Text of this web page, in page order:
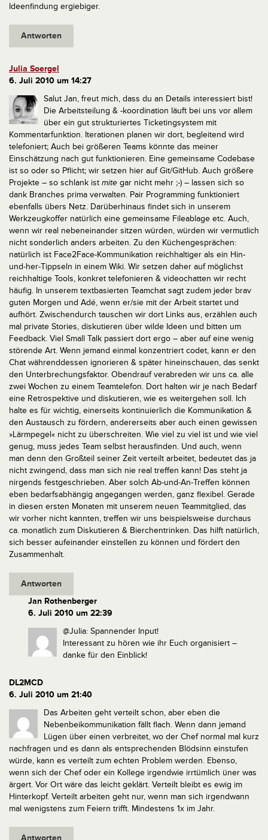
Ideenfindung ergiebiger.
Antworten
Julia Soergel
6. Juli 2010 um 14:27
Salut Jan, freut mich, dass du an Details interessiert bist!
Die Arbeitsteilung & -koordination läuft bei uns vor allem
über ein gut strukturiertes Ticketingsystem mit
Kommentarfunktion. Iterationen planen wir dort, begleitend wird
telefoniert; Auch bei größeren Teams könnte das meiner
Einschätzung nach gut funktionieren. Eine gemeinsame Codebase
ist so oder so Pflicht; wir setzen hier auf Git/GitHub. Auch größere
Projekte – so schlank ist mite gar nicht mehr ;-) – lassen sich so
dank Branches prima verwalten. Pair Programming funktioniert
ebenfalls übers Netz. Darüberhinaus findet sich in unserem
Werkzeugkoffer natürlich eine gemeinsame Fileablage etc. Auch,
wenn wir real nebeneinander sitzen würden, würden wir vermutlich
nicht sonderlich anders arbeiten. Zu den Küchengesprächen:
natürlich ist Face2Face-Kommunikation reichhaltiger als ein Hin-
und-her-Tippseln in einem Wiki. Wir setzen daher auf möglichst
reichhaltige Tools, konkret telefonieren & videochatten wir recht
häufig. In unserem textbasierten Teamchat sagt zudem jeder brav
guten Morgen und Adé, wenn er/sie mit der Arbeit startet und
aufhört. Zwischendurch tauschen wir dort Links aus, erzählen auch
mal private Stories, diskutieren über wilde Ideen und bitten um
Feedback. Viel Small Talk passiert dort ergo – aber auf eine wenig
störende Art. Wenn jemand einmal konzentriert codet, kann er den
Chat währenddessen ignorieren & später hineinschauen, das senkt
den Unterbrechungsfaktor. Obendrauf verabreden wir uns ca. alle
zwei Wochen zu einem Teamtelefon. Dort halten wir je nach Bedarf
eine Retrospektive und diskutieren, wie es weitergehen soll. Ich
halte es für wichtig, einerseits kontinuierlich die Kommunikation &
den Austausch zu fördern, andererseits aber auch einen gewissen
»Lärmpegel« nicht zu überschreiten. Wie viel zu viel ist und wie viel
genug, muss jedes Team selbst herausfinden. Und auch, wenn
man denn den Großteil seiner Zeit verteilt arbeitet, bedeutet das ja
nicht zwingend, dass man sich nie real treffen kann! Das steht ja
nirgends festgeschrieben. Aber solch Ab-und-An-Treffen können
eben bedarfsabhängig angegangen werden, ganz flexibel. Gerade
in diesen ersten Monaten mit unserem neuen Teammitglied, das
wir vorher nicht kannten, treffen wir uns beispielsweise durchaus
ca. monatlich zum Diskutieren & Bierchentrinken. Das hilft natürlich,
sich besser aufeinander einstellen zu können und fördert den
Zusammenhalt.
Antworten
Jan Rothenberger
6. Juli 2010 um 22:39
@Julia: Spannender Input!
Interessant zu hören wie ihr Euch organisiert –
danke für den Einblick!
DL2MCD
6. Juli 2010 um 21:40
Das Arbeiten geht verteilt schon, aber eben die
Nebenbeikommunikation fällt flach. Wenn dann jemand
Lügen über einen verbreitet, wo der Chef normal mal kurz
nachfragen und es dann als entsprechenden Blödsinn einstufen
würde, kann es verteilt zum echten Problem werden. Ebenso,
wenn sich der Chef oder ein Kollege irgendwie irrtümlich üner was
ärgert. Vor Ort wäre das leicht geklärt. Verteilt bleibt es ewig im
Hinterkopf. Verteilt arbeiten geht nur, wenn man sich irgendwann
mal wenigstens zum Feiern trifft. Mindestens 1x im Jahr.
Antworten